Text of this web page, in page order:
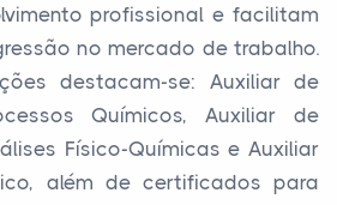
profissional e facilitam
no mercado de trabalho.
destacam-se: Auxiliar de
Químicos, Auxiliar de
Físico-Químicas e Auxiliar
além de certificados para